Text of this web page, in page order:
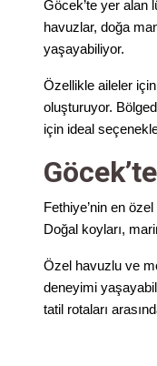
Göcek’te yer alan
havuzlar, doğa
yaşayabiliyor.
Özellikle aileler
oluşturuyor.
için ideal
Fethiye’nin en
Doğal koyları,
Özel havuzlu ve
deneyimi
tatil rotaları